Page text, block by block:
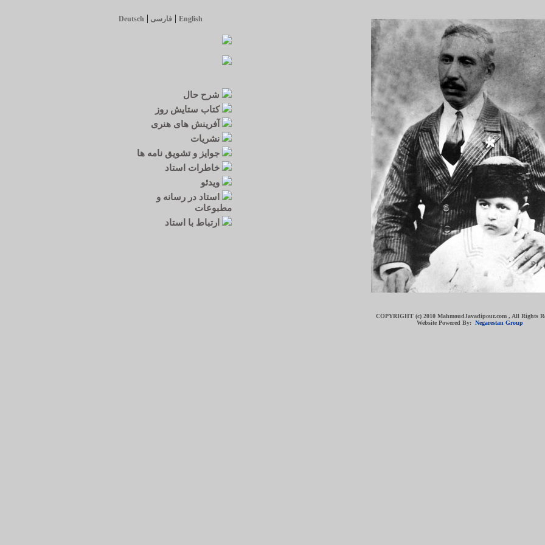
English
| فارسی |
Deutsch
شرح حال
کتاب ستایش روز
آفرینش های هنری
نشریات
جوایز و تشویق نامه ها
خاطرات استاد
ویدئو
استاد در رسانه و
مطبوعات
ارتباط با استاد
COPYRIGHT (c) 2010 MahmoudJavadipour.com , All Rights
Website Powered By: Negarestan Group